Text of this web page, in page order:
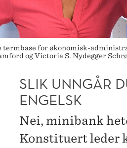
termbase for økonomisk-
og Victoria S. Nydegger
SLIK UNNGÅR
ENGELSK
Nei, minibank
Konstituert leder